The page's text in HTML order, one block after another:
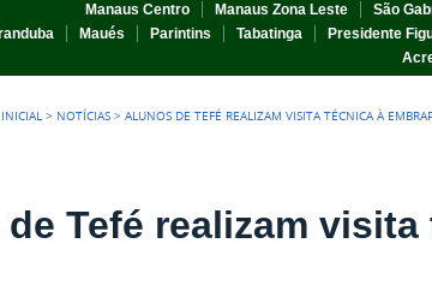
Manaus Centro Manaus Zona Leste São
Maués Parintins Tabatinga Presidente
> NOTÍCIAS >ALUNOS DE TEFÉ REALIZAM VISITA TÉCNICA À
Tefé realizam